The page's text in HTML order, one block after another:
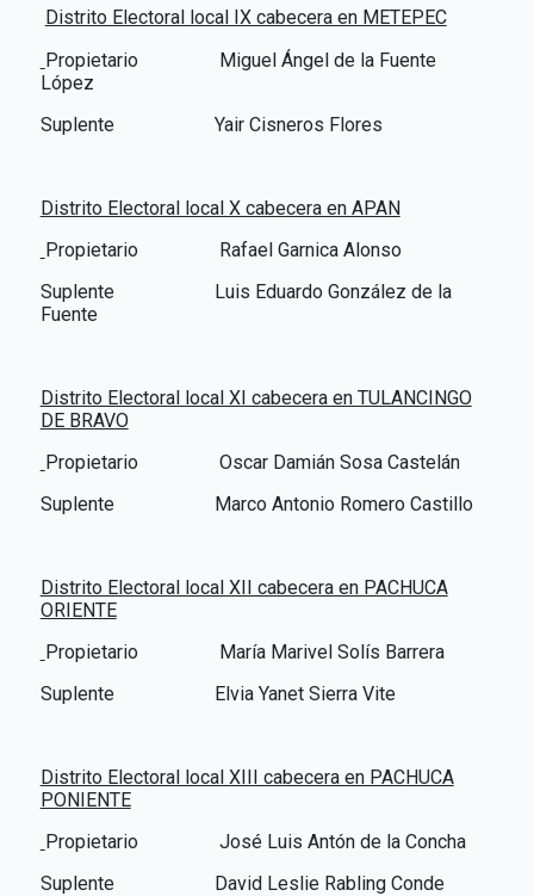
Distrito Electoral local IX cabecera en METEPEC
Propietario
Miguel Ángel de la Fuente
López
Suplente Yair Cisneros Flores
Distrito Electoral local X cabecera en APAN
Propietario
Rafael Garnica Alonso
Suplente Luis Eduardo González de la
Fuente
Distrito Electoral local XI cabecera en TULANCINGO
DE BRAVO
Propietario
Oscar Damián Sosa Castelán
Suplente Marco Antonio Romero Castillo
Distrito Electoral local XII cabecera en PACHUCA
ORIENTE
Propietario
María Marivel Solís Barrera
Suplente Elvia Yanet Sierra Vite
Distrito Electoral local XIII cabecera en PACHUCA
PONIENTE
Propietario
José Luis Antón de la Concha
Suplente David Leslie Rabling Conde